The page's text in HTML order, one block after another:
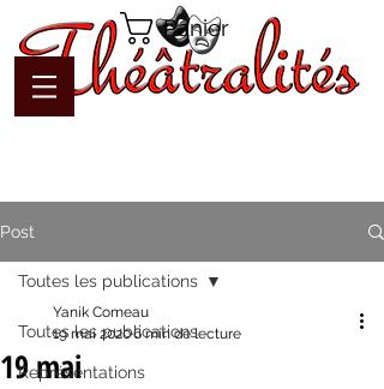
Panier
Post
Toutes les publications
Représentations
Toutes les publications
19 mai
Yanik Comeau
19 mai 20206 min de lecture